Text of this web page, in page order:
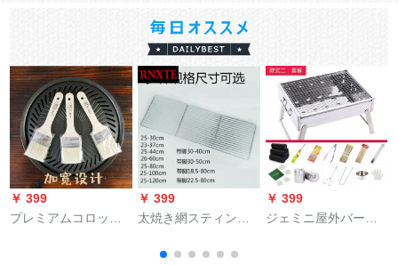
￥ 399
プレミアムコロッケ
￥ 399
太焼き網スティンス
大規模な屋外焼肉メ
￥ 399
ジェミニ屋外バーベ